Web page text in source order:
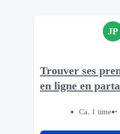
JP
Trouver ses
en ligne en
Ca. 1 time